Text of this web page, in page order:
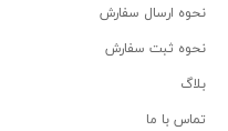
نحوه ارسال سفارش
نحوه ثبت سفارش
بلاگ
تماس با ما